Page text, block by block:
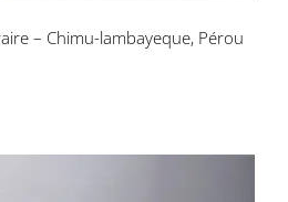
– Chimu-lambayeque, Pérou